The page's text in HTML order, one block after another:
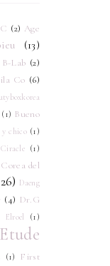
(2) Age
(13)
B-Lab (2)
Co (6)
(1) Bueno
chico (1)
Ciracle (1)
Corea del
Daeng
(4) Dr.G
Elroel
(1)
Etude
(1)
First